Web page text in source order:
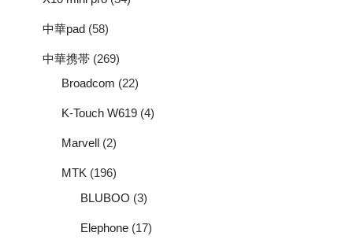
中華pad (58)
中華携帯 (269)
Broadcom (22)
K-Touch W619 (4)
Marvell (2)
MTK (196)
BLUBOO (3)
Elephone (17)